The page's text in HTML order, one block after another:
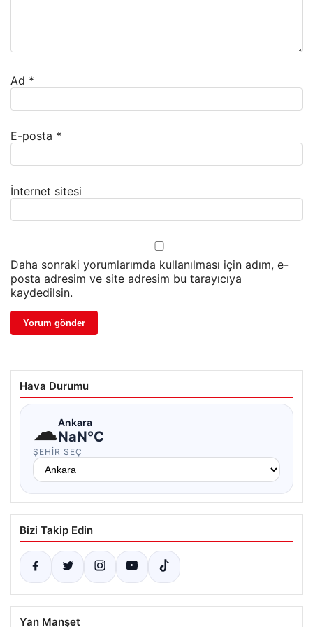
Ad *
E-posta *
İnternet sitesi
Daha sonraki yorumlarımda kullanılması için adım, e-
posta adresim ve site adresim bu tarayıcıya
kaydedilsin.
Hava Durumu
☁Ankara
NaN°C
ŞEHIR SEÇ
Bizi Takip Edin
Yan Manşet